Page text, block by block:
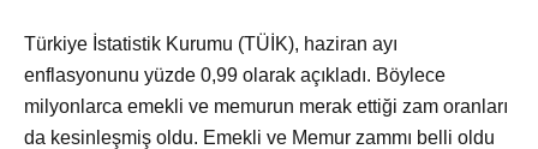
Türkiye İstatistik Kurumu (TÜİK), haziran ayı
enflasyonunu yüzde 0,99 olarak açıkladı. Böylece
milyonlarca emekli ve memurun merak ettiği zam oranları
da kesinleşmiş oldu. Emekli ve Memur zammı belli oldu